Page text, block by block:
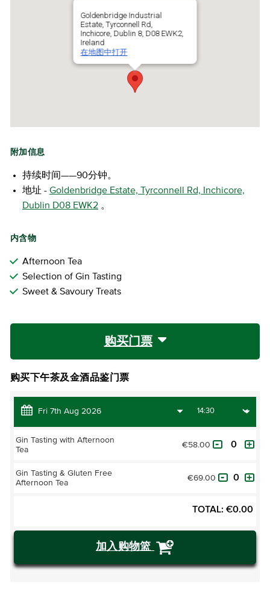
Goldenbridge Industrial
Estate, Tyrconnell Rd,
Inchicore, Dublin 8, D08 EWK2,
Ireland
在地图中打开
附加信息
持续时间——90分钟。
地址 - Goldenbridge Estate, Tyrconnell Rd, Inchicore,
Dublin D08 EWK2 。
内含物
Afternoon Tea
Selection of Gin Tasting
Sweet & Savoury Treats
购买门票
购买下午茶及金酒品鉴门票
Gin Tasting with Afternoon
Tea
€58.00
Gin Tasting & Gluten Free
Afternoon Tea
€69.00
TOTAL: €0.00
加入购物篮